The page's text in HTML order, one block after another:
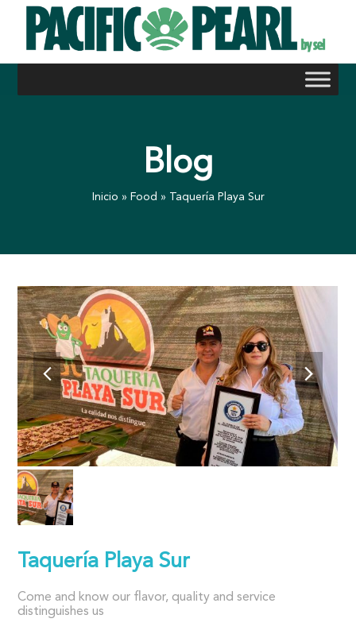
content
Blog
Inicio » Food » Taquería Playa Sur
Taquería Playa Sur
Come and know our flavor, quality and service
distinguishes us